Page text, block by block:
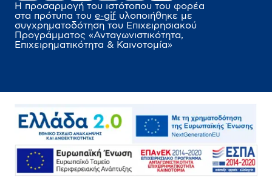
Η προσαρμογή του ιστότοπου του φορέα
στα πρότυπα του e-gif υλοποιήθηκε με
συγχρηματοδότηση του Επιχειρησιακού
Προγράμματος «Ανταγωνιστικότητα,
Επιχειρηματικότητα & Καινοτομία»